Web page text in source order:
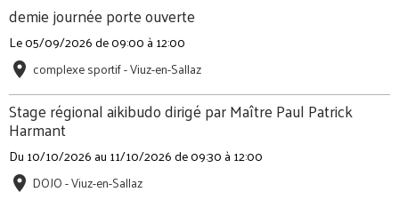
demie journée porte ouverte
Le 05/09/2026de 09:00 à 12:00
complexe sportif - Viuz-en-Sallaz
Stage régional aikibudo dirigé par Maître Paul Patrick
Harmant
Du 10/10/2026 au 11/10/2026de 09:30 à 12:00
DOJO - Viuz-en-Sallaz